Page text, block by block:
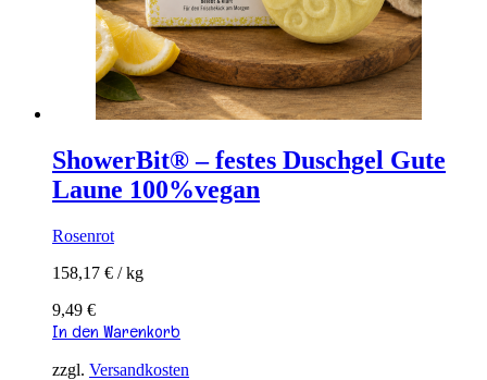
ShowerBit® – festes Duschgel Gute
Laune 100%vegan
Rosenrot
158,17 € /kg
9,49 €
In den Warenkorb
zzgl. Versandkosten